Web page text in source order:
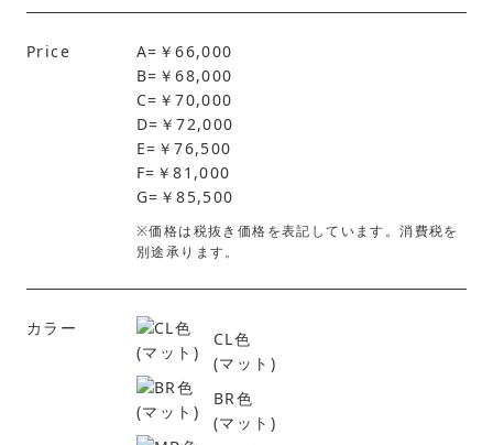
Price
A=￥66,000
B=￥68,000
C=￥70,000
D=￥72,000
E=￥76,500
F=￥81,000
G=￥85,500
※価格は税抜き価格を表記しています。消費税を
別途承ります。
カラー
CL色
(マット)
BR色
(マット)